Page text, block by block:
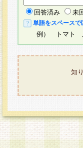
回答済み 未
単語をスペースで
例） トマト
知